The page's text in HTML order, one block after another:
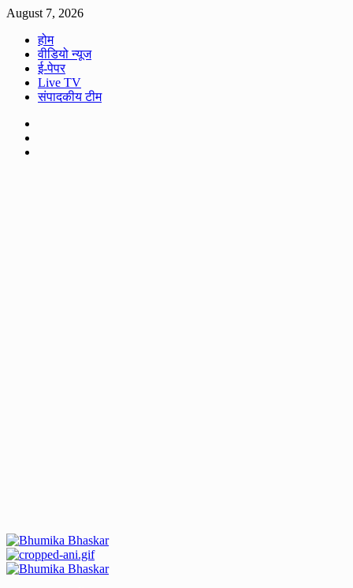
Skip
content
August 7, 2026
होम
वीडियो न्यूज
ई-पेपर
Live TV
संपादकीय टीम
Primary